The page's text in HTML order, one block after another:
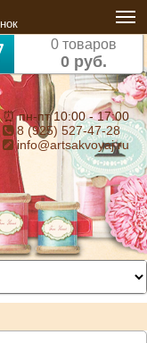
0 товаров
0 руб.
⏰ пн-пт 10:00 - 17:00
8 (925) 527-47-28
info@artsakvoyaj.ru